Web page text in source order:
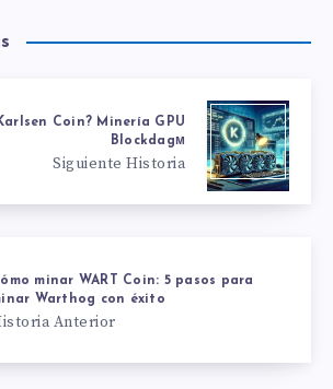
Coin? Minería GPU
Blockdagм
Siguiente Historia
minar WART Coin: 5 pasos para
Warthog con éxito
Anterior